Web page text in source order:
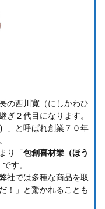
の西川寛（にしかわひ
ぎ２代目になります。
」と呼ばれ創業７０年
り「包創喜材業（ほう
です。
社では多種な商品を取
！」と驚かれることも